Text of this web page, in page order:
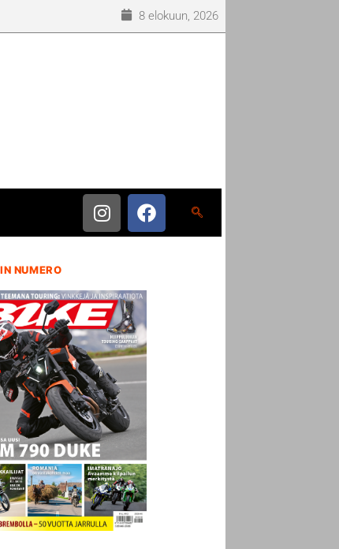
8 elokuun, 2026
NUMERO